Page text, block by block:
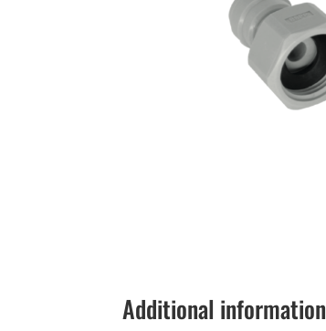
Additional information